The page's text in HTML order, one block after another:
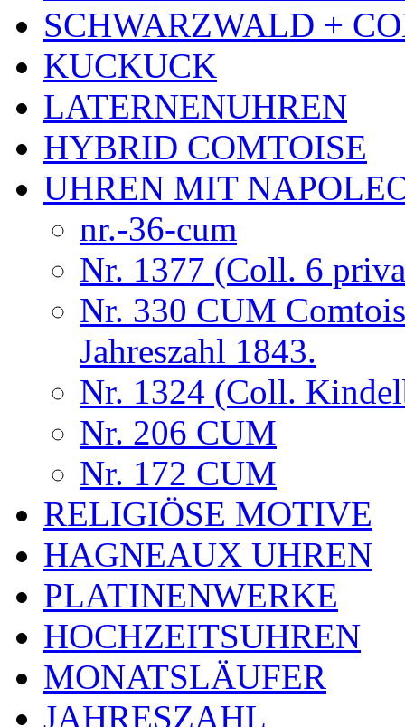
SCHWARZWALD +
KUCKUCK
LATERNENUHREN
HYBRID COMTOISE
UHREN MIT
nr.-36-cum
Nr. 1377 (Coll. 6
Nr. 330 CUM
Jahreszahl 1843.
Nr. 1324 (Coll.
Nr. 206 CUM
Nr. 172 CUM
RELIGIÖSE MOTIVE
HAGNEAUX UHREN
PLATINENWERKE
HOCHZEITSUHREN
MONATSLÄUFER
JAHRESZAHL